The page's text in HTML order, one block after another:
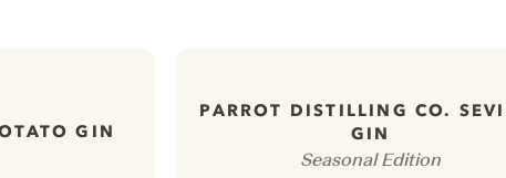
GIN
PARROT DISTILLING CO.
GIN
Seasonal Edition
En savoir plus sur
notre politique de gestion